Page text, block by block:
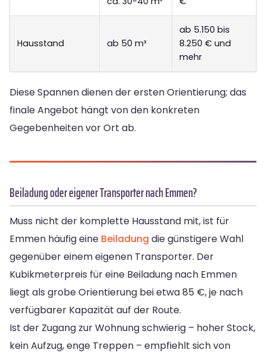
Hausstand ab 50 m³
ab 5.150 bis
8.250 € und
mehr
Diese Spannen dienen der ersten Orientierung; das
finale Angebot hängt von den konkreten
Gegebenheiten vor Ort ab.
Beiladung oder eigener Transporter nach Emmen?
Muss nicht der komplette Hausstand mit, ist für
Emmen häufig eine Beiladung die günstigere Wahl
gegenüber einem eigenen Transporter. Der
Kubikmeterpreis für eine Beiladung nach Emmen
liegt als grobe Orientierung bei etwa 85 €, je nach
verfügbarer Kapazität auf der Route.
Ist der Zugang zur Wohnung schwierig – hoher Stock,
kein Aufzug, enge Treppen – empfiehlt sich von